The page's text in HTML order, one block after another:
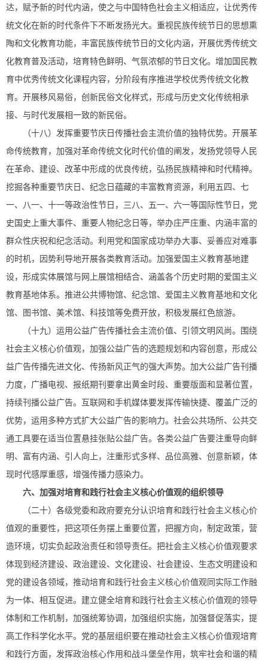
达，赋予新的时代内涵，使之与中国特色社会主义相适应，让优秀传
统文化在新的时代条件下不断发扬光大。重视民族传统节日的思想熏
陶和文化教育功能，丰富民族传统节日的文化内涵，开展优秀传统文
化教育普及活动，培育特色鲜明、气氛浓郁的节日文化。增加国民教
育中优秀传统文化课程内容，分阶段有序推进学校优秀传统文化教
育。开展移风易俗，创新民俗文化样式，形成与历史文化传统相承
接、与时代发展相一致的新民俗。
（十八）发挥重要节庆日传播社会主流价值的独特优势。开展革
命传统教育，加强对革命传统文化时代价值的阐发，发扬党领导人民
在革命、建设、改革中形成的优良传统，弘扬民族精神和时代精神。
挖掘各种重要节庆日、纪念日蕴藏的丰富教育资源，利用五四、七
一、八一、十一等政治性节日，三八、五一、六一等国际性节日，党
史国史上重大事件、重要人物纪念日等，举办庄严庄重、内涵丰富的
群众性庆祝和纪念活动。利用党和国家成功举办大事、妥善应对难事
的时机，因势利导地开展各类教育活动。加强爱国主义教育基地建
设，形成实体展馆与网上展馆相结合、涵盖各个历史时期的爱国主义
教育基地体系。推进公共博物馆、纪念馆、爱国主义教育基地和文化
馆、图书馆、美术馆、科技馆等免费开放，积极发展红色旅游。
（十九）运用公益广告传播社会主流价值、引领文明风尚。围绕
社会主义核心价值观，加强公益广告的选题规划和内容创意，形成公
益广告传播先进文化、传扬新风正气的强大声势。加大公益广告刊播
力度，广播电视、报纸期刊要拿出黄金时段、重要版面和显著位置，
持续刊播公益广告。互联网和手机媒体要发挥传输快捷、覆盖广泛的
优势，运用多种方式扩大公益广告的影响力。社会公共场所、公共交
通工具要在适当位置悬挂张贴公益广告。各类公益广告要注重导向鲜
明、富有内涵、引人向上，注重形式多样、品位高雅、创意新颖，体
现时代感厚重感，增强传播力感染力。
六、加强对培育和践行社会主义核心价值观的组织领导
（二十）各级党委和政府要充分认识培育和践行社会主义核心价
值观的重要性，把这项任务摆上重要位置，把握方向，制定政策，营
造环境，切实负起政治责任和领导责任。把社会主义核心价值观要求
体现到经济建设、政治建设、文化建设、社会建设、生态文明建设和
党的建设各领域，推动培育和践行社会主义核心价值观同实际工作融
为一体、相互促进。建立健全培育和践行社会主义核心价值观的领导
体制和工作机制，加强统筹协调，加强组织实施，加强督促落实，提
高工作科学化水平。党的基层组织要在推动社会主义核心价值观培育
和践行方面，发挥政治核心作用和战斗堡垒作用，筑牢社会和谐的精